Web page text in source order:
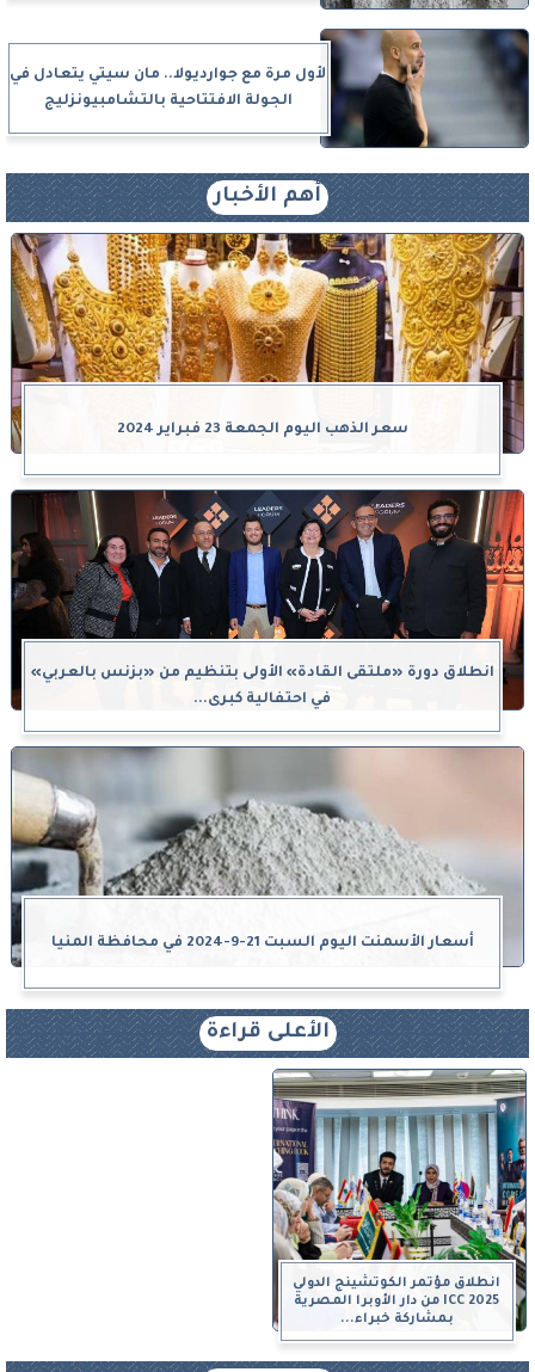
لأول مرة مع جوارديولا.. مان سيتي يتعادل في
الجولة الافتتاحية بالتشامبيونزليج
أهم الأخبار
سعر الذهب اليوم الجمعة 23 فبراير 2024
انطلاق دورة «ملتقى القادة» الأولى بتنظيم من «بزنس بالعربي»
في احتفالية كبرى...
أسعار الأسمنت اليوم السبت 21-9-2024 في محافظة المنيا
الأعلى قراءة
انطلاق مؤتمر الكوتشينج الدولي
ICC 2025 من دار الأوبرا المصرية
بمشاركة خبراء...